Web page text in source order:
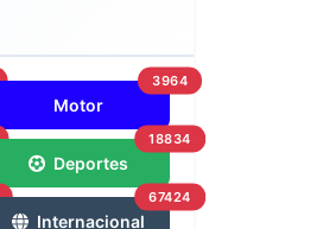
Motor
3964
Deportes
18834
Internacional
67424